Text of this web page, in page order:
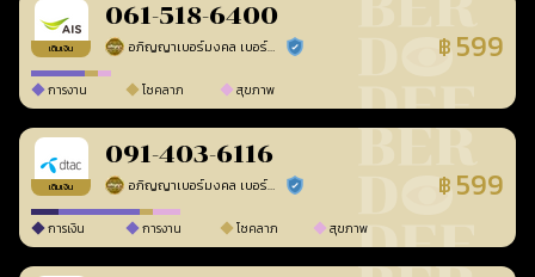
เติมเงิน
061-518-6400
อภิญญาเบอร์มงคล เบอร์สวยเลขศาสตร์ ร้านยืนยันแล้ว ฿ 599
การงาน โชคลาภ สุขภาพ
เติมเงิน
091-403-6116
อภิญญาเบอร์มงคล เบอร์สวยเลขศาสตร์ ร้านยืนยันแล้ว ฿ 599
การเงิน การงาน โชคลาภ สุขภาพ